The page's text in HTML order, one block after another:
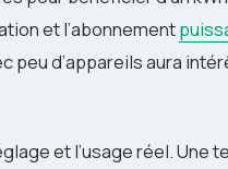
et l’abonnement
peu d’appareils aura
et l’usage réel.